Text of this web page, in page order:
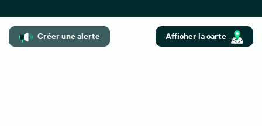
Créer une alerte Afficher la carte
Location bureaux Paris 12
Location bureaux Montpellier
Location bureaux Nice